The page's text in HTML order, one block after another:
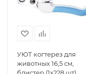
УЮТ когтерез для
животных 16,5 см,